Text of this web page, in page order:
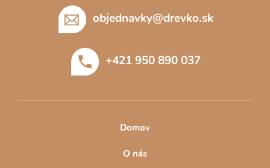
objednavky@drevko.sk
+421 950 890 037
Domov
O nás